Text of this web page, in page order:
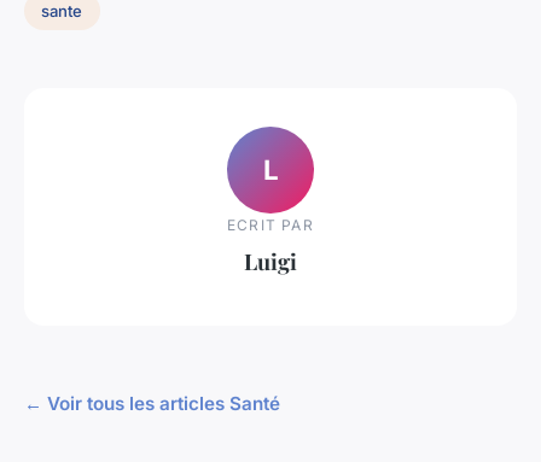
sante
L
ECRIT PAR
Luigi
← Voir tous les articles Santé